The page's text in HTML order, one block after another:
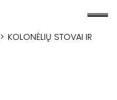
> KOLONĖLIŲ STOVAI IR